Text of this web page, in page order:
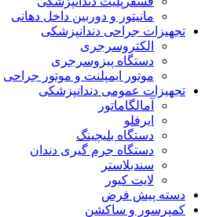
مانیتور و دوربین داخل دهانی
تجهیزات جراحی دندانپزشکی
الکتروسرجری
دستگاه پیزوسرجری
موتور ایمپلنت و موتور جراحی
تجهیزات عمومی دندانپزشکی
آمالگاماتور
ایرفلو
دستگاه بلیچینگ
دستگاه جرم گیری دندان
سندبلاستر
لایت کیور
دسته پیش فرض
کمپرسور و ساکشن